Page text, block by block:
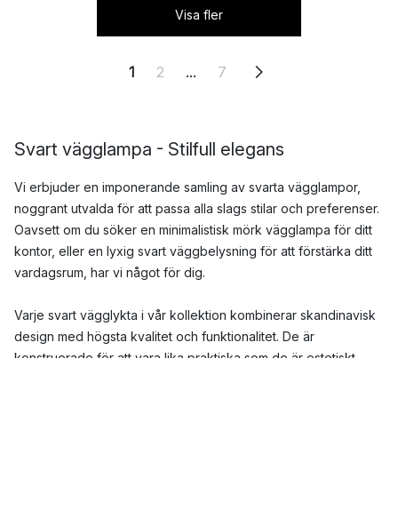
Visa fler
1 2 ... 7
Svart vägglampa - Stilfull elegans
Vi erbjuder en imponerande samling av svarta vägglampor,
noggrant utvalda för att passa alla slags stilar och preferenser.
Oavsett om du söker en minimalistisk mörk vägglampa för ditt
kontor, eller en lyxig svart väggbelysning för att förstärka ditt
vardagsrum, har vi något för dig.
Varje svart vägglykta i vår kollektion kombinerar skandinavisk
design med högsta kvalitet och funktionalitet. De är
konstruerade för att vara lika praktiska som de är estetiskt